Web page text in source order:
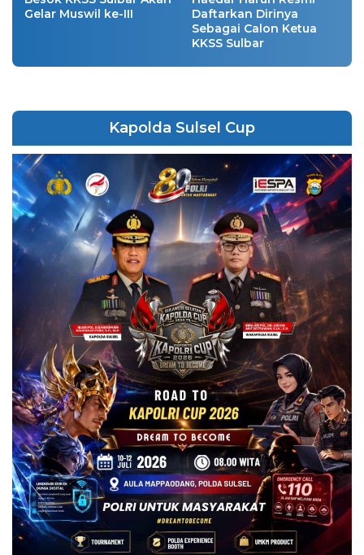
Gelar Muswil ke-III
Daftarkan Dirinya
Sebagai Calon Ketua
KKSS Sulbar
Kapolda Sulsel Cup